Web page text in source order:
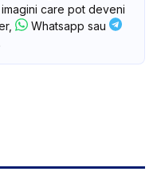
care pot deveni
Whatsapp sau